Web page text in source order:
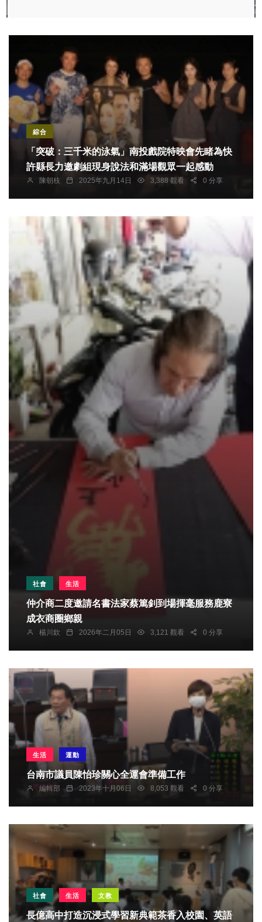
綜合
「突破：三千米的泳氣」南投戲院特映會先睹為快
許縣長力邀劇組現身說法和滿場觀眾一起感動
陳朝枝 2025年九月14日 3,388 觀看 0 分享
社會 生活
仲介商二度邀請名書法家蔡篤釗到場揮毫服務鹿寮
成衣商圈鄉親
楊川欽 2026年二月05日 3,121 觀看 0 分享
生活 運動
台南市議員陳怡珍關心全運會準備工作
編輯部 2023年十月06日 8,053 觀看 0 分享
社會 生活 文教
長億高中打造沉浸式學習新典範茶香入校園、英語